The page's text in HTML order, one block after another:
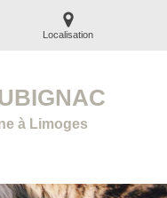
Localisation
à Limoges